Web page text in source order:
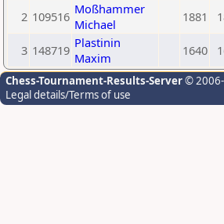
2 109516 Moßhammer
Michael
1881
3 148719 Plastinin
Maxim
1640
Chess-Tournament-Results-Server©
Legal details/Terms of use